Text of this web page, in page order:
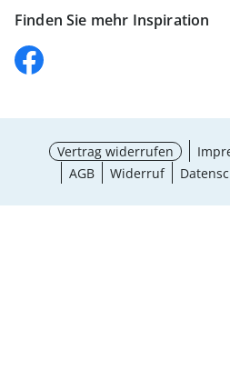
Finden Sie mehr Inspiration
Vertrag widerrufen
AGB
Widerruf